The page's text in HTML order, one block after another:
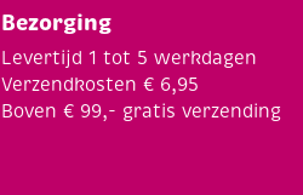
Bezorging
Levertijd 1 tot 5 werkdagen
Verzendkosten € 6,95
Boven € 99,- gratis verzending